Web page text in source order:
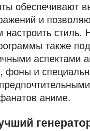
обеспечивают
и
настроить стиль.
также
аспектами
фоны и
аниме.